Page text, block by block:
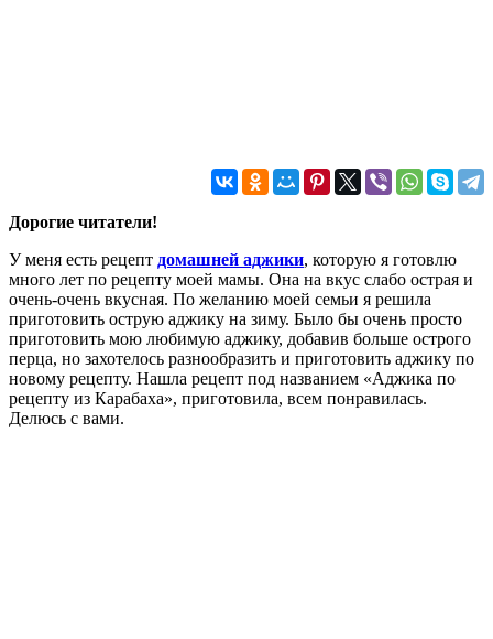
Дорогие читатели!
У меня есть рецепт домашней аджики, которую я готовлю
много лет по рецепту моей мамы. Она на вкус слабо острая и
очень-очень вкусная. По желанию моей семьи я решила
приготовить острую аджику на зиму. Было бы очень просто
приготовить мою любимую аджику, добавив больше острого
перца, но захотелось разнообразить и приготовить аджику по
новому рецепту. Нашла рецепт под названием «Аджика по
рецепту из Карабаха», приготовила, всем понравилась.
Делюсь с вами.